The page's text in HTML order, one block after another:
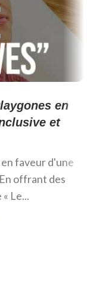
en
et
faveur d'une
offrant des
Le...